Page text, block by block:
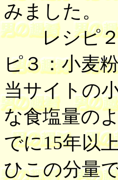
みました。
レシピ２
ピ３：小麦
当サイトの
な食塩量の
でに15年以
ひこの分量